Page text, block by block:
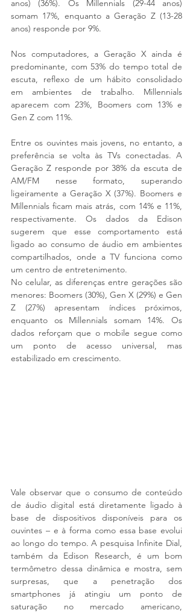
anos) (36%). Os Millennials (29-44 anos)
somam 17%, enquanto a Geração Z (13-28
anos) responde por 9%.
Nos computadores, a Geração X ainda é
predominante, com 53% do tempo total de
escuta, reflexo de um hábito consolidado
em ambientes de trabalho. Millennials
aparecem com 23%, Boomers com 13% e
Gen Z com 11%.
Entre os ouvintes mais jovens, no entanto, a
preferência se volta às TVs conectadas. A
Geração Z responde por 38% da escuta de
AM/FM nesse formato, superando
ligeiramente a Geração X (37%). Boomers e
Millennials ficam mais atrás, com 14% e 11%,
respectivamente. Os dados da Edison
sugerem que esse comportamento está
ligado ao consumo de áudio em ambientes
compartilhados, onde a TV funciona como
um centro de entretenimento.
No celular, as diferenças entre gerações são
menores: Boomers (30%), Gen X (29%) e Gen
Z (27%) apresentam índices próximos,
enquanto os Millennials somam 14%. Os
dados reforçam que o mobile segue como
um ponto de acesso universal, mas
estabilizado em crescimento.
Vale observar que o consumo de conteúdo
de áudio digital está diretamente ligado à
base de dispositivos disponíveis para os
ouvintes – e à forma como essa base evolui
ao longo do tempo. A pesquisa Infinite Dial,
também da Edison Research, é um bom
termômetro dessa dinâmica e mostra, sem
surpresas, que a penetração dos
smartphones já atingiu um ponto de
saturação no mercado americano,